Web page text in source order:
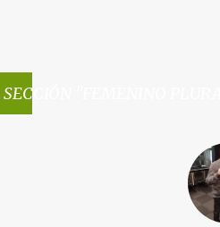
"FEMENINO PLURAL